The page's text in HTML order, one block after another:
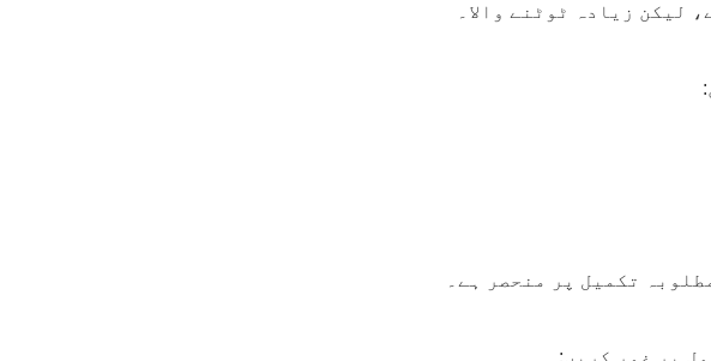
لیکن زیادہ ٹوٹنے والا۔
تکمیل پر منحصر ہے۔
پر غور کریں: